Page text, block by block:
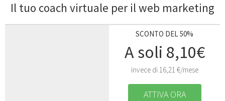
Il tuo coach virtuale per il web marketing
SCONTO DEL 50%
A soli 8,10€
invece di 16,21 €/mese
ATTIVA ORA